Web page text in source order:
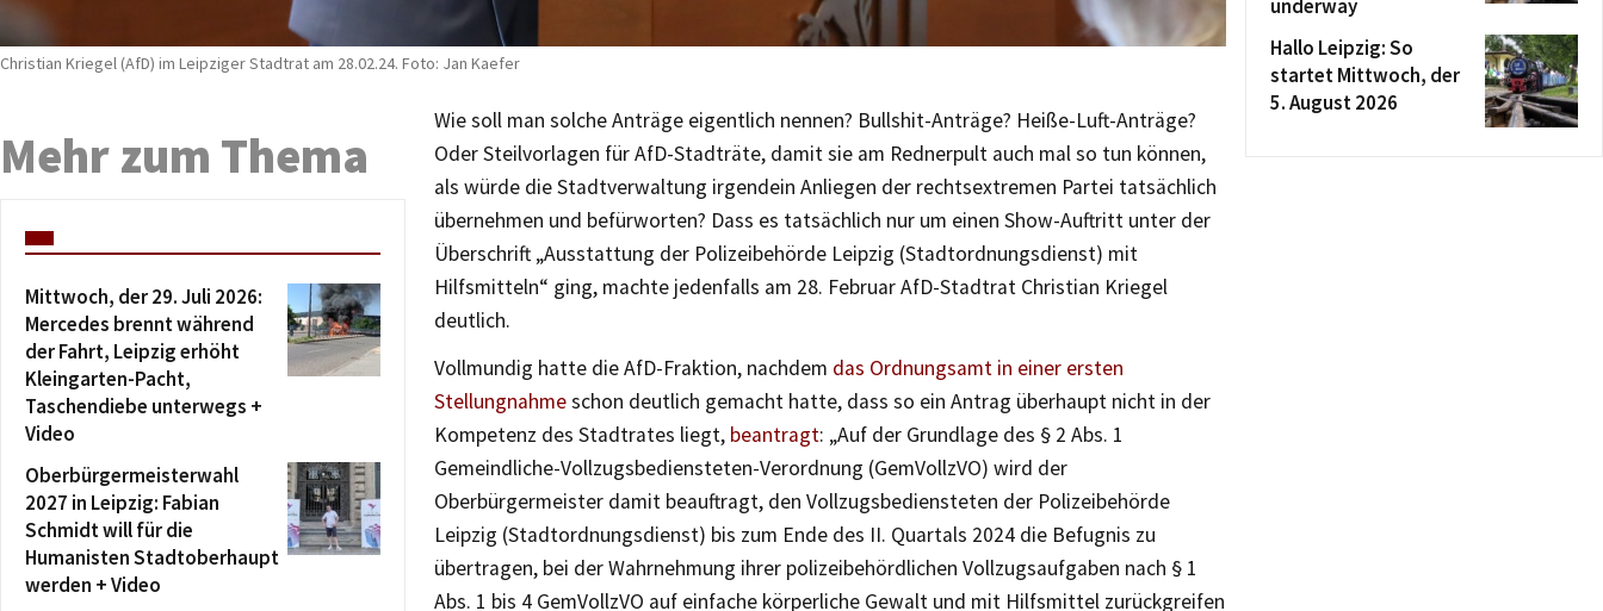
Christian Kriegel (AfD) im Leipziger Stadtrat am 28.02.24. Foto: Jan Kaefer
Wie soll man solche Anträge eigentlich nennen? Bullshit-Anträge? Heiße-Luft-Anträge?
Oder Steilvorlagen für AfD-Stadträte, damit sie am Rednerpult auch mal so tun können,
als würde die Stadtverwaltung irgendein Anliegen der rechtsextremen Partei tatsächlich
übernehmen und befürworten? Dass es tatsächlich nur um einen Show-Auftritt unter der
Überschrift „Ausstattung der Polizeibehörde Leipzig (Stadtordnungsdienst) mit
Hilfsmitteln“ ging, machte jedenfalls am 28. Februar AfD-Stadtrat Christian Kriegel
deutlich.
Vollmundig hatte die AfD-Fraktion, nachdem das Ordnungsamt in einer ersten
Stellungnahmeschon deutlich gemacht hatte, dass so ein Antrag überhaupt nicht in der
Kompetenz des Stadtrates liegt, beantragt: „Auf der Grundlage des § 2 Abs. 1
Gemeindliche-Vollzugsbediensteten-Verordnung (GemVollzVO) wird der
Oberbürgermeister damit beauftragt, den Vollzugsbediensteten der Polizeibehörde
Leipzig (Stadtordnungsdienst) bis zum Ende des II. Quartals 2024 die Befugnis zu
übertragen, bei der Wahrnehmung ihrer polizeibehördlichen Vollzugsaufgaben nach § 1
Abs. 1 bis 4 GemVollzVO auf einfache körperliche Gewalt und mit Hilfsmittel zurückgreifen
Mehr zum Thema
Mittwoch, der 29. Juli 2026:
Mercedes brennt während
der Fahrt, Leipzig erhöht
Kleingarten-Pacht,
Taschendiebe unterwegs +
Video
Oberbürgermeisterwahl
2027 in Leipzig: Fabian
Schmidt will für die
Humanisten Stadtoberhaupt
werden + Video
underway
Hallo Leipzig: So
startet Mittwoch, der
5. August 2026